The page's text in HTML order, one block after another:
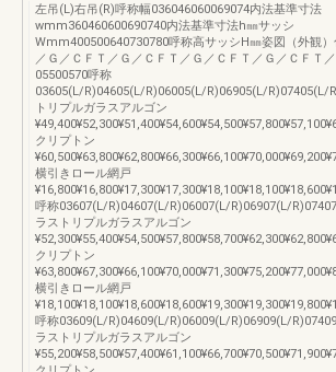
左吊(L)右吊(R)呼称幅036046060069074内法基準寸法
wmm360460600690740内法基準寸法h㎜サッシ
Wmm400500640730780呼称高サッシH㎜姿図（外観）
／Ｇ／ＣＦＴ／Ｇ／ＣＦＴ／Ｇ／ＣＦＴ／Ｇ／ＣＦＴ
05500570呼称
03605(L/R)04605(L/R)06005(L/R)06905(L/R)07405(L/
トリプルガラスアルゴン
クリプトン
横引きロール網戸
呼称03607(L/R)04607(L/R)06007(L/R)06907(L/
ラストリプルガラスアルゴン
クリプトン
横引きロール網戸
呼称03609(L/R)04609(L/R)06009(L/R)06909(L/
ラストリプルガラスアルゴン